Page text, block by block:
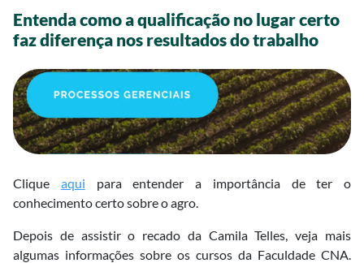
Entenda como a qualificação no lugar certo
faz diferença nos resultados do trabalho
Clique aqui para entender a importância de ter o
conhecimento certo sobre o agro.
Depois de assistir o recado da Camila Telles, veja mais
algumas informações sobre os cursos da Faculdade CNA.